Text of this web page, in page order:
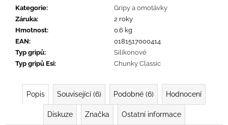
Kategorie:
Gripy a omotávky
Záruka:
2 roky
Hmotnost:
0.6 kg
EAN:
0181517000414
Typ gripů:
Silikonové
Typ gripů Esi: Chunky Classic
Popis Související (6) Podobné (6) Hodnocení
Diskuze Značka Ostatní informace